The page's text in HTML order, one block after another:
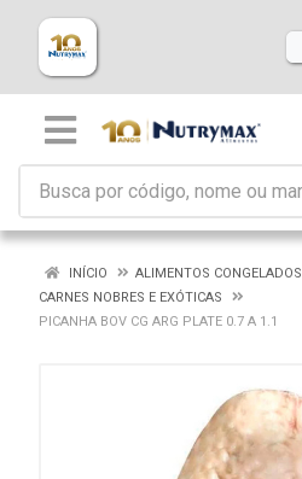
INÍCIO
ALIMENTOS CONGELADOS
CARNES NOBRES E EXÓTICAS
PICANHA BOV CG ARG PLATE 0.7 A 1.1